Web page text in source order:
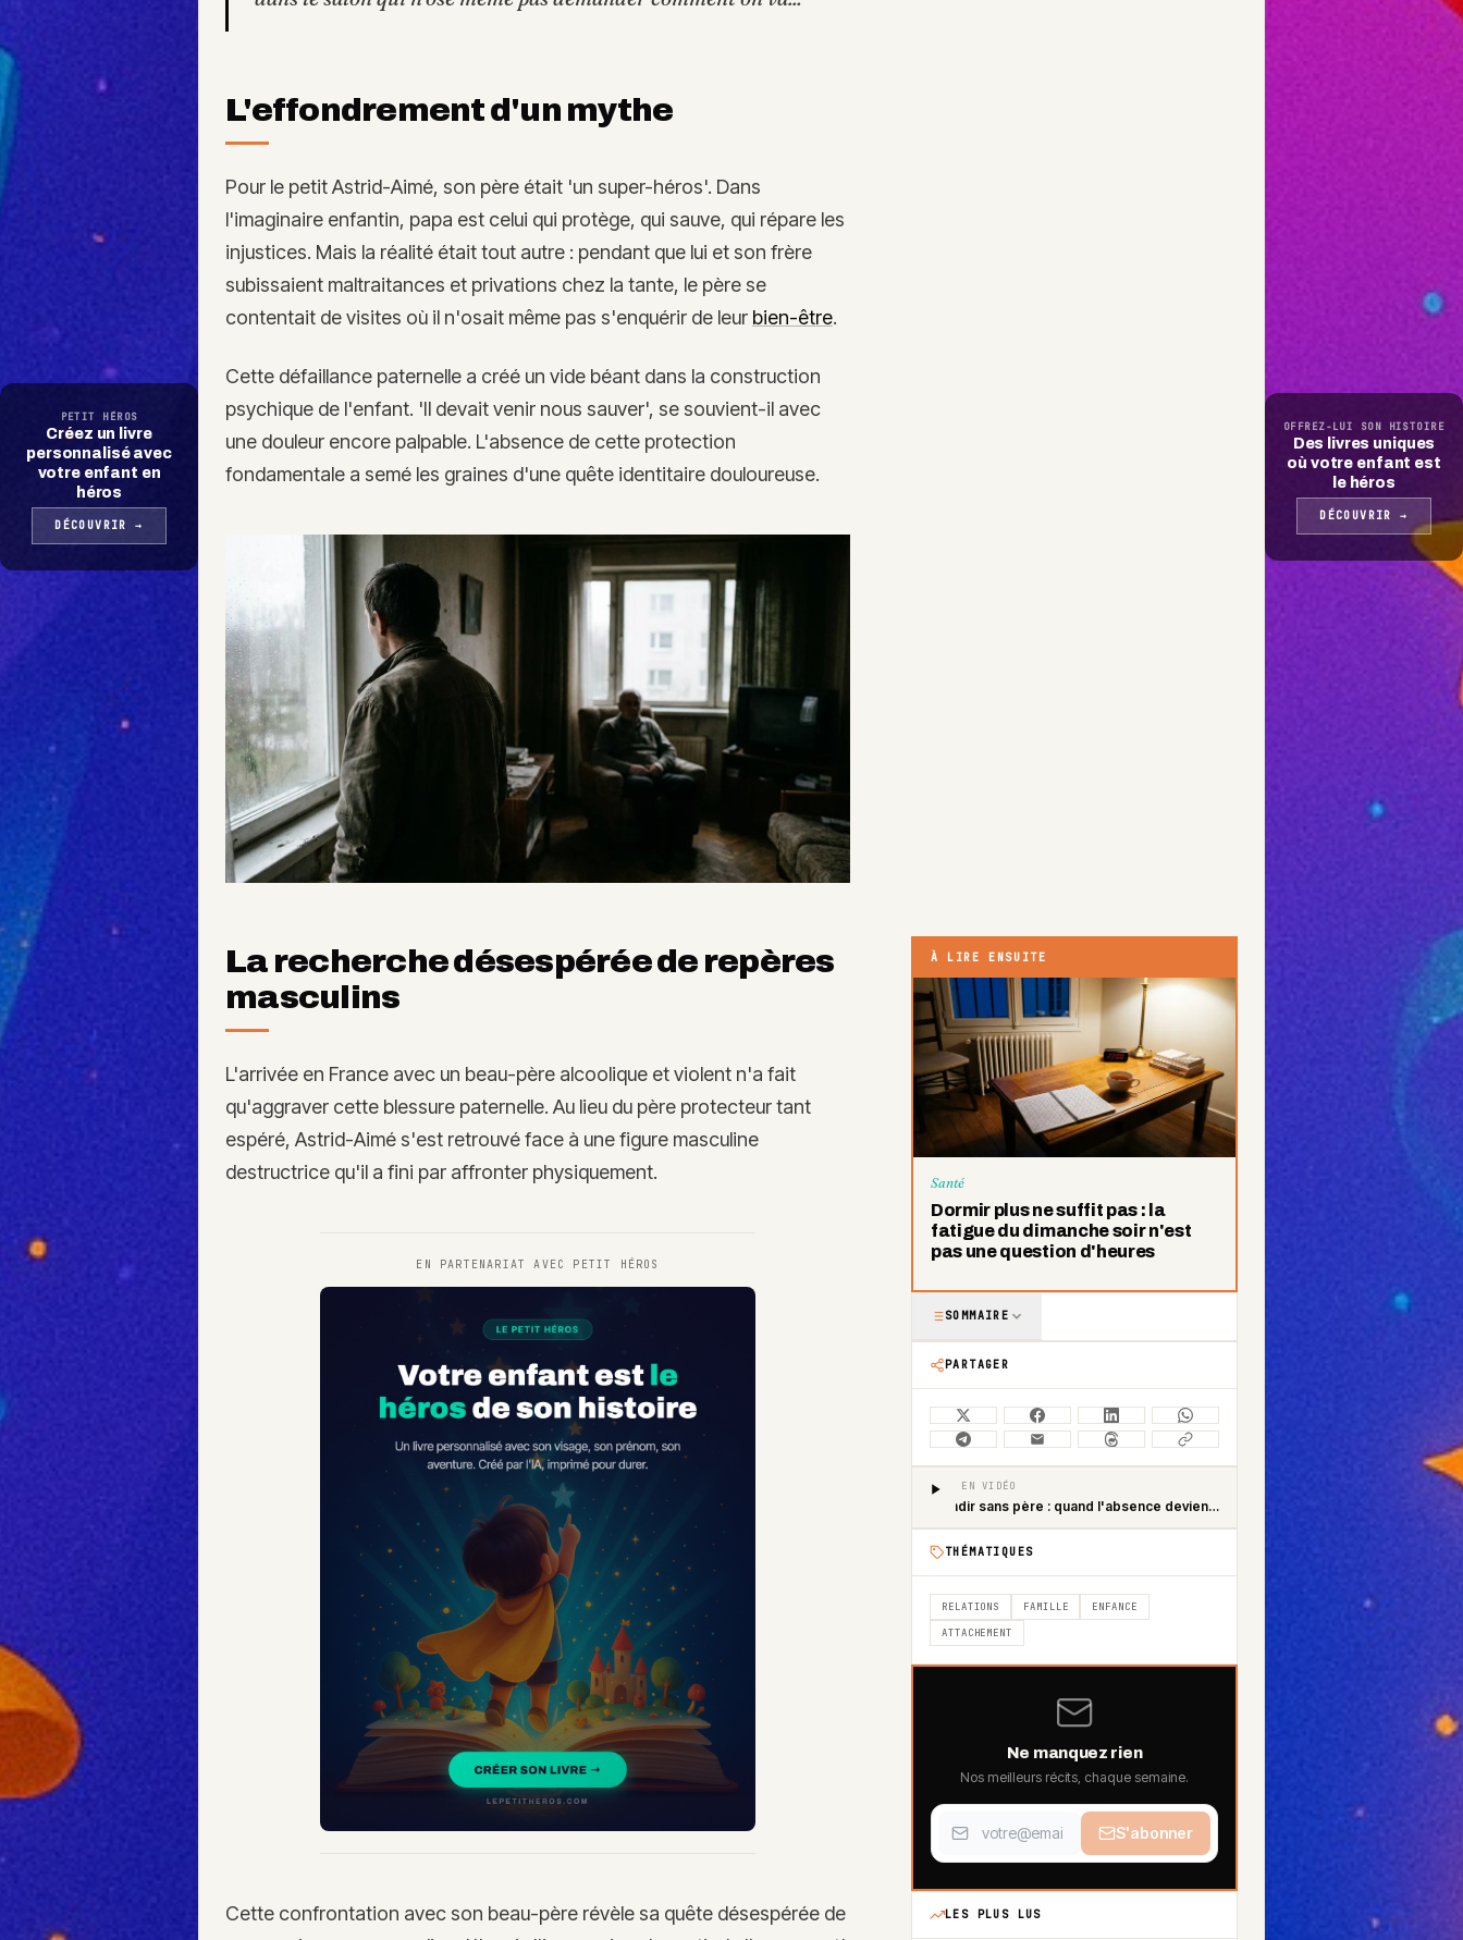
PETIT HÉROS
Créez un livre
personnalisé avec
votre enfant en
héros
DÉCOUVRIR →
OFFREZ-LUI SON HISTOIRE
Des livres uniques
où votre enfant est
le héros
DÉCOUVRIR →
L'effondrement d'un mythe
Pour le petit Astrid-Aimé, son père était 'un super-héros'. Dans
l'imaginaire enfantin, papa est celui qui protège, qui sauve, qui répare les
injustices. Mais la réalité était tout autre : pendant que lui et son frère
subissaient maltraitances et privations chez la tante, le père se
contentait de visites où il n'osait même pas s'enquérir de leur bien-être.
Cette défaillance paternelle a créé un vide béant dans la construction
psychique de l'enfant. 'Il devait venir nous sauver', se souvient-il avec
une douleur encore palpable. L'absence de cette protection
fondamentale a semé les graines d'une quête identitaire douloureuse.
La recherche désespérée de repères
masculins
L'arrivée en France avec un beau-père alcoolique et violent n'a fait
qu'aggraver cette blessure paternelle. Au lieu du père protecteur tant
espéré, Astrid-Aimé s'est retrouvé face à une figure masculine
destructrice qu'il a fini par affronter physiquement.
EN PARTENARIAT AVEC PETIT HÉROS
Cette confrontation avec son beau-père révèle sa quête désespérée de
À LIRE ENSUITE
Santé
Dormir plus ne suffit pas : la
fatigue du dimanche soir n'est
pas une question d'heures
SOMMAIRE
PARTAGER
VOIR EN VIDÉO
Grandir sans père : quand l'absence devient
un gouffre
THÉMATIQUES
RELATIONS FAMILLE
ENFANCE
ATTACHEMENT
Ne manquez rien
Nos meilleurs récits, chaque semaine.
S'abonner
LES PLUS LUS